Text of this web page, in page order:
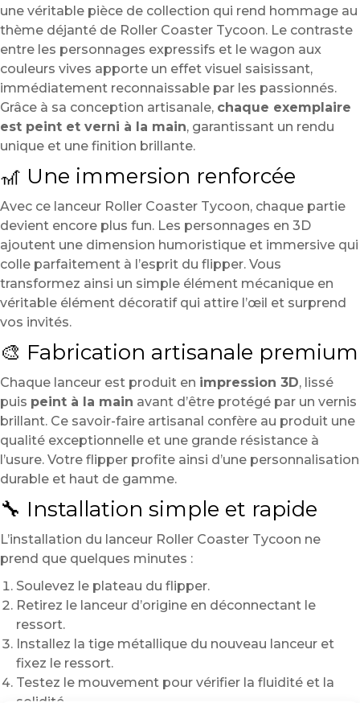
une véritable pièce de collection qui rend hommage au
thème déjanté de Roller Coaster Tycoon. Le contraste
entre les personnages expressifs et le wagon aux
couleurs vives apporte un effet visuel saisissant,
immédiatement reconnaissable par les passionnés.
Grâce à sa conception artisanale, chaque exemplaire
est peint et verni à la main, garantissant un rendu
unique et une finition brillante.
🎢 Une immersion renforcée
Avec ce lanceur Roller Coaster Tycoon, chaque partie
devient encore plus fun. Les personnages en 3D
ajoutent une dimension humoristique et immersive qui
colle parfaitement à l’esprit du flipper. Vous
transformez ainsi un simple élément mécanique en
véritable élément décoratif qui attire l’œil et surprend
vos invités.
🎨 Fabrication artisanale premium
Chaque lanceur est produit en impression 3D, lissé
puis peint à la main avant d’être protégé par un vernis
brillant. Ce savoir-faire artisanal confère au produit une
qualité exceptionnelle et une grande résistance à
l’usure. Votre flipper profite ainsi d’une personnalisation
durable et haut de gamme.
🔧 Installation simple et rapide
L’installation du lanceur Roller Coaster Tycoon ne
prend que quelques minutes :
Soulevez le plateau du flipper.
Retirez le lanceur d’origine en déconnectant le
ressort.
Installez la tige métallique du nouveau lanceur et
fixez le ressort.
Testez le mouvement pour vérifier la fluidité et la